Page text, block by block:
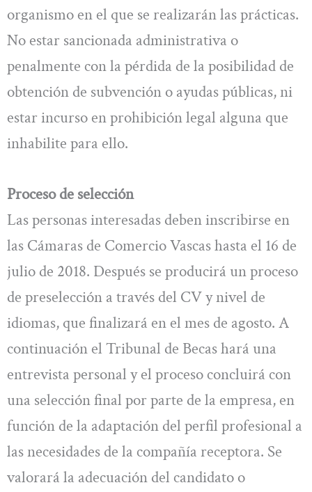
organismo en el que se realizarán las prácticas.
No estar sancionada administrativa o
penalmente con la pérdida de la posibilidad de
obtención de subvención o ayudas públicas, ni
estar incurso en prohibición legal alguna que
inhabilite para ello.
Proceso de selección
Las personas interesadas deben inscribirse en
las Cámaras de Comercio Vascas hasta el 16 de
julio de 2018. Después se producirá un proceso
de preselección a través del CV y nivel de
idiomas, que finalizará en el mes de agosto. A
continuación el Tribunal de Becas hará una
entrevista personal y el proceso concluirá con
una selección final por parte de la empresa, en
función de la adaptación del perfil profesional a
las necesidades de la compañía receptora. Se
valorará la adecuación del candidato o